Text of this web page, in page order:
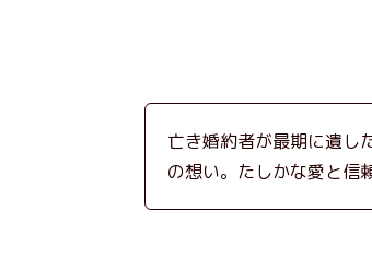
亡き婚約者が最期に遺
の想い。たしかな愛と信